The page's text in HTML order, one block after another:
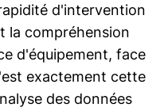
d'intervention
la compréhension
d'équipement, face
exactement cette
des données